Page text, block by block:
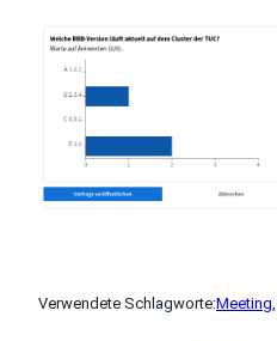
Verwendete Schlagworte:Meeting